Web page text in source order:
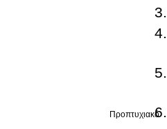
Προπτυχιακό